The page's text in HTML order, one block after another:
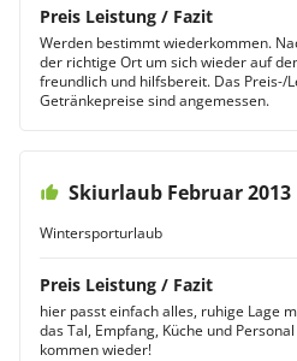
Preis Leistung / Fazit
Werden bestimmt wiederkommen.
der richtige Ort um sich wieder auf
freundlich und hilfsbereit. Das Preis-/
Getränkepreise sind angemessen.
Skiurlaub Februar 2013
Wintersporturlaub
Preis Leistung / Fazit
hier passt einfach alles, ruhige Lage
das Tal, Empfang, Küche und
kommen wieder!